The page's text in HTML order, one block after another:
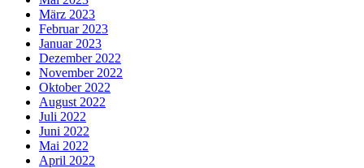
März 2023
Februar 2023
Januar 2023
Dezember 2022
November 2022
Oktober 2022
August 2022
Juli 2022
Juni 2022
Mai 2022
April 2022